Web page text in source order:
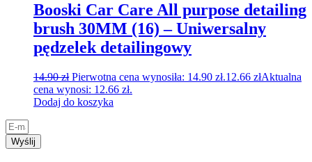
Booski Car Care All purpose detailing
brush 30MM (16) – Uniwersalny
pędzelek detailingowy
14.90zł Pierwotna cena wynosiła: 14.90 zł.12.66 złAktualna
cena wynosi: 12.66 zł.
Dodaj do koszyka
Wyślij